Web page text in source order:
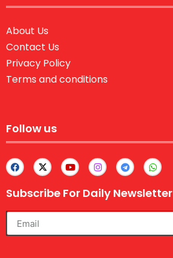
About Us
Contact Us
Privacy Policy
Terms and conditions
Follow us
Subscribe For Daily Newsletter